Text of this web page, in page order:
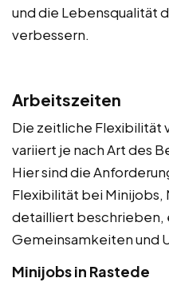
und die Lebensqualität
verbessern.
Arbeitszeiten
Die zeitliche Flexibilität
variiert je nach Art des
Hier sind die
Flexibilität bei
detailliert beschrieben,
Gemeinsamkeiten und
Minijobs in Rastede